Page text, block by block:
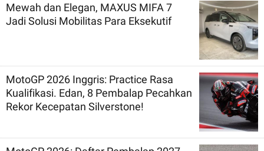
Mewah dan Elegan, MAXUS MIFA 7
Jadi Solusi Mobilitas Para Eksekutif
MotoGP 2026 Inggris: Practice Rasa
Kualifikasi. Edan, 8 Pembalap Pecahkan
Rekor Kecepatan Silverstone!